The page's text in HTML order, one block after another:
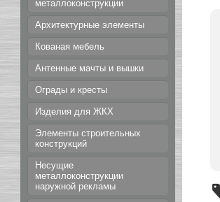
металлоконструкции
Архитектурные элементы
Кованая мебель
Антенные мачты и вышки
Ограды и кресты
Изделия для ЖКХ
Элементы строительных
конструкций
Несущие
металлоконструкции
наружной рекламы